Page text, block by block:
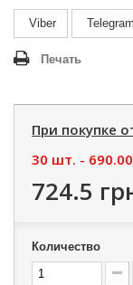
Viber Telegram
Печать
При покупке
30 шт. -
724.5
Количество